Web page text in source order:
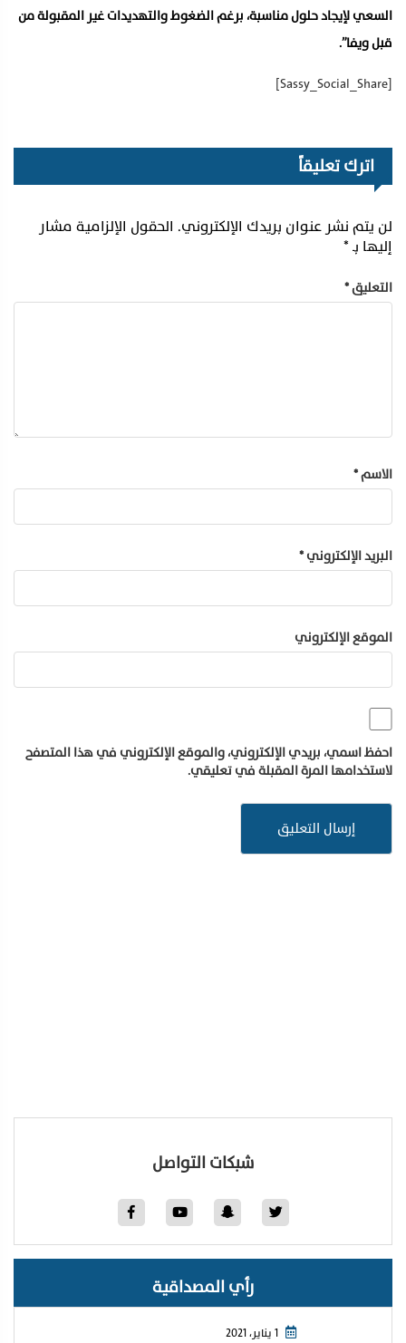
السعي لإيجاد حلول مناسبة، برغم الضغوط والتهديدات غير المقبولة من
قبل ويفا”.
[Sassy_Social_Share]
اترك تعليقاً
لن يتم نشر عنوان بريدك الإلكتروني. الحقول الإلزامية مشار
إليها بـ*
التعليق*
الاسم*
البريد الإلكتروني*
الموقع الإلكتروني
احفظ اسمي، بريدي الإلكتروني، والموقع الإلكتروني في هذا المتصفح
لاستخدامها المرة المقبلة في تعليقي.
شبكات التواصل
رأي المصداقية
1 يناير، 2021